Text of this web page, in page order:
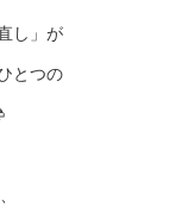
し」が
とつの